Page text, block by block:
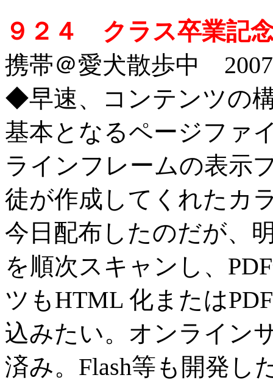
９２４ クラス卒業記
携帯＠愛犬散歩中
◆早速、コンテンツの
基本となるページファ
ラインフレームの表示
徒が作成してくれたカ
今日配布したのだが、
を順次スキャンし、
ツもHTML 化または
込みたい。オンライン
済み。Flash等も開発し